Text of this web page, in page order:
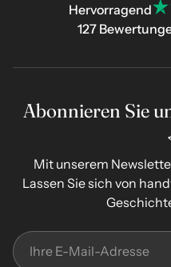
Hervorragend
127
Abonnieren Sie
Mit unserem
Lassen Sie sich von